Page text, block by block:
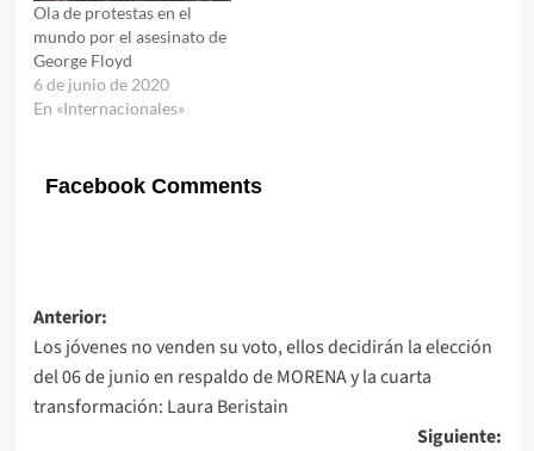
Ola de protestas en el
mundo por el asesinato de
George Floyd
6 de junio de 2020
En «Internacionales»
Facebook Comments
Navegación
de
entradas
Anterior:
Los jóvenes no venden su voto, ellos decidirán la elección
del 06 de junio en respaldo de MORENA y la cuarta
transformación: Laura Beristain
Siguiente: